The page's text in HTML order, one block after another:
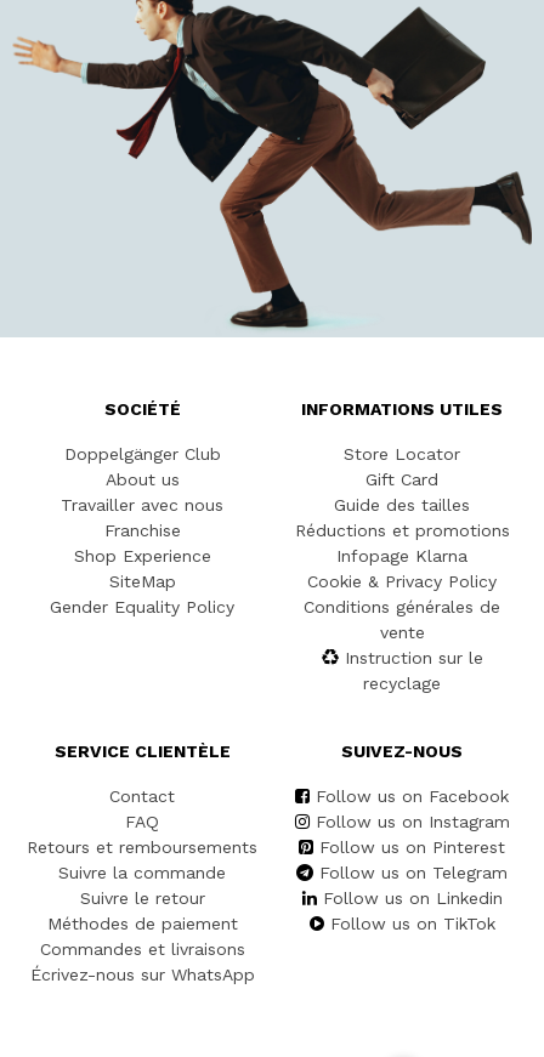
SOCIÉTÉ
Doppelgänger Club
About us
Travailler avec nous
Franchise
Shop Experience
SiteMap
Gender Equality Policy
INFORMATIONS UTILES
Store Locator
Gift Card
Guide des tailles
Réductions et promotions
Infopage Klarna
Cookie & Privacy Policy
Conditions générales de
vente
Instruction sur le
recyclage
SERVICE CLIENTÈLE
Contact
FAQ
Retours et remboursements
Suivre la commande
Suivre le retour
Méthodes de paiement
Commandes et livraisons
Écrivez-nous sur WhatsApp
SUIVEZ-NOUS
Follow us on Facebook
Follow us on Instagram
Follow us on Pinterest
Follow us on Telegram
Follow us on Linkedin
Follow us on TikTok